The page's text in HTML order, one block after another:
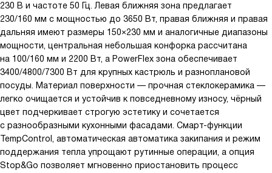
230 В и частоте 50 Гц. Левая ближняя зона предлагает
230/160 мм с мощностью до 3650 Вт, правая ближняя и правая
дальняя имеют размеры 150×230 мм и аналогичные диапазоны
мощности, центральная небольшая конфорка рассчитана
на 100/160 мм и 2200 Вт, а PowerFlex зона обеспечивает
3400/4800/7300 Вт для крупных кастрюль и разноплановой
посуды. Материал поверхности — прочная стеклокерамика —
легко очищается и устойчив к повседневному износу, чёрный
цвет подчеркивает строгую эстетику и сочетается
с разнообразными кухонными фасадами. Смарт-функции
TempControl, автоматическая автоматика закипания и режим
поддержания тепла упрощают рутинные операции, а опция
Stop&Go позволяет мгновенно приостановить процесс